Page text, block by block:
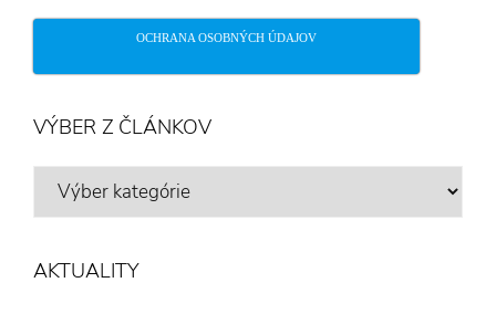
OCHRANA OSOBNÝCH ÚDAJOV
VÝBER Z ČLÁNKOV
VÝBER
AKTUALITY